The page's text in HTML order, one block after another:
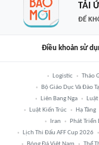
TẢI
ĐỂ
Điều khoản sử
Logistic Tháo
Bộ Giáo Dục Và Đào
Liên Bang Nga
Luật
Luật Kiến Trúc
Hạ Tầng
Iran
Phát Triển
Lịch Thi Đấu AFF Cup 2026